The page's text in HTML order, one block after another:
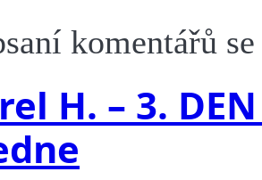
komentářů
H. – 3.